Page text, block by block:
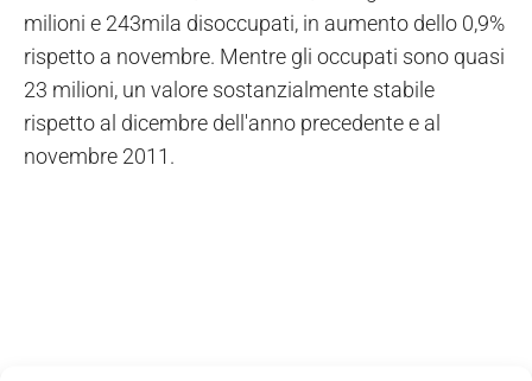
milioni e 243mila disoccupati, in aumento dello 0,9%
rispetto a novembre. Mentre gli occupati sono quasi
23 milioni, un valore sostanzialmente stabile
rispetto al dicembre dell'anno precedente e al
novembre 2011.